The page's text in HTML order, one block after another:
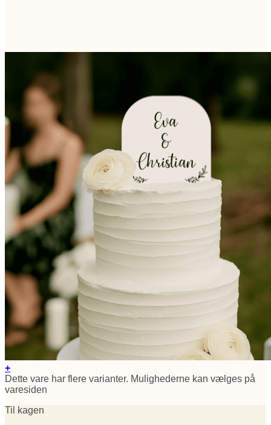
+
Dette vare har flere varianter. Mulighederne kan vælges på
varesiden
Til kagen